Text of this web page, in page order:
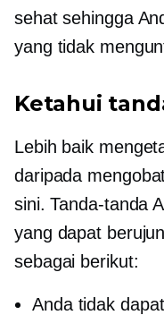
sehat sehingga
yang tidak
Ketahui
Lebih baik
daripada
sini. Tanda-tanda
yang dapat
sebagai berikut:
Anda tidak